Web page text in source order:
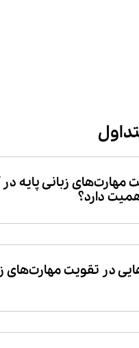
چرا تقویت مهارت‌های زبانی
دارد؟
چه